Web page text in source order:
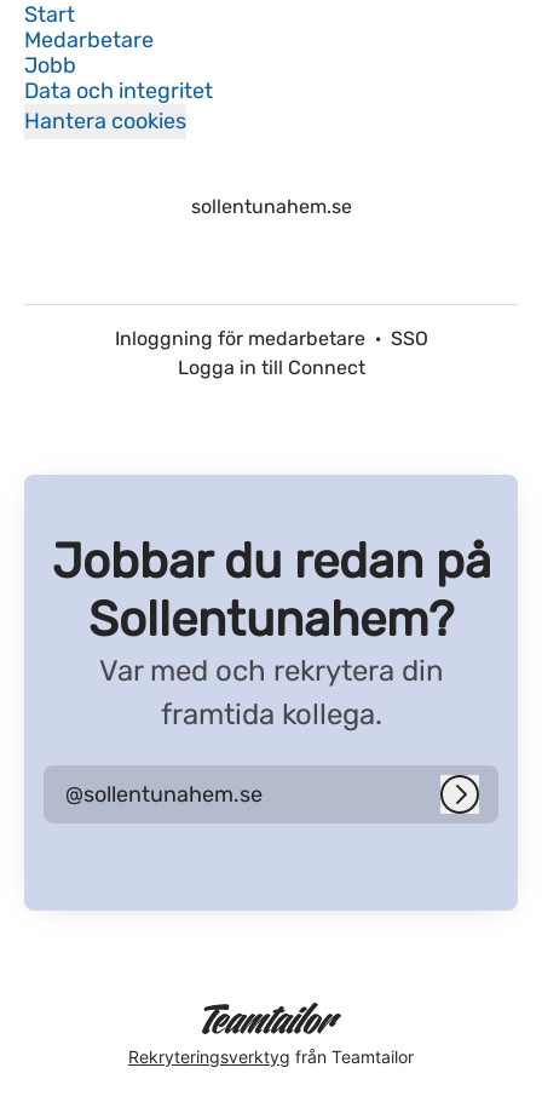
Start
Medarbetare
Jobb
Data och integritet
Hantera cookies
sollentunahem.se
Inloggning för medarbetare · SSO
Logga in till Connect
Jobbar du redan på
Sollentunahem?
Var med och rekrytera din
framtida kollega.
@sollentunahem.se Logga
Rekryteringsverktyg från Teamtailor